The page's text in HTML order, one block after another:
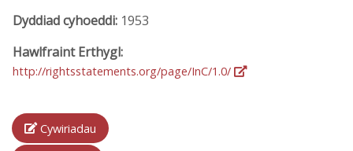
Dyddiad cyhoeddi: 1953
Hawlfraint Erthygl:
http://rightsstatements.org/page/InC/1.0/
Cywiriadau